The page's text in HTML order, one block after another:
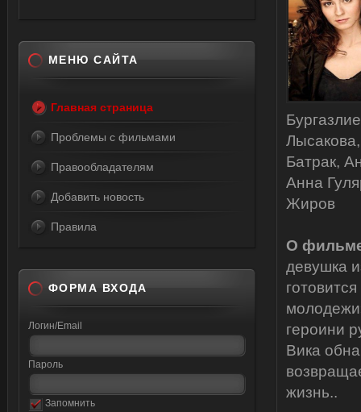
Батрак,
Анна
Жиров
О
девушка
героини
Вика
жизнь..
МЕНЮ САЙТА
Главная страница
Проблемы с фильмами
Правообладателям
Добавить новость
Правила
ФОРМА ВХОДА
Логин/Email
Пароль
Запомнить